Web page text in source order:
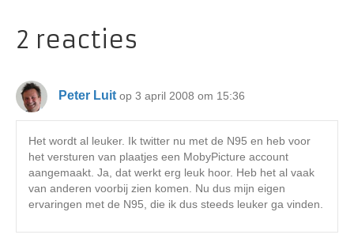
2 reacties
Peter Luit op 3 april 2008 om 15:36
Het wordt al leuker. Ik twitter nu met de N95 en heb voor
het versturen van plaatjes een MobyPicture account
aangemaakt. Ja, dat werkt erg leuk hoor. Heb het al vaak
van anderen voorbij zien komen. Nu dus mijn eigen
ervaringen met de N95, die ik dus steeds leuker ga vinden.